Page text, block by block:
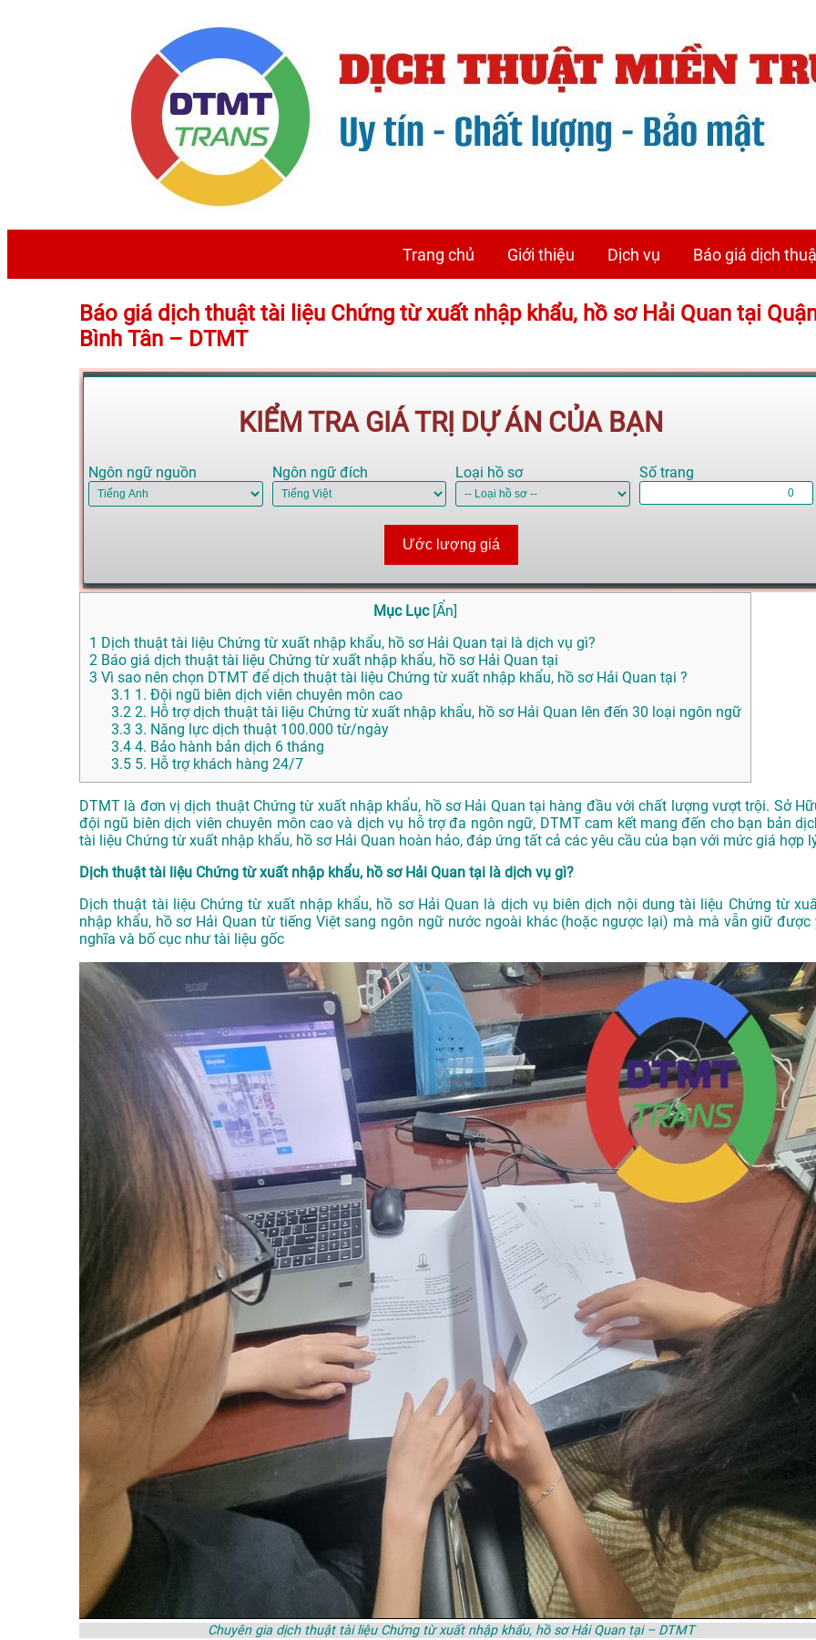
Trang chủ Giới thiệu Dịch vụ Báo giá dịch
Báo giá dịch thuật tài liệu Chứng từ xuất nhập khẩu, hồ sơ Hải Quan tại
Bình Tân – DTMT
KIỂM TRA GIÁ TRỊ DỰ ÁN CỦA BẠN
Ngôn ngữ nguồn Ngôn ngữ đích Loại hồ sơ Số trang
Ước lượng giá
Mục Lục [Ẩn]
1 Dịch thuật tài liệu Chứng từ xuất nhập khẩu, hồ sơ Hải Quan tại là dịch vụ gì?
2 Báo giá dịch thuật tài liệu Chứng từ xuất nhập khẩu, hồ sơ Hải Quan tại
3 Vì sao nên chọn DTMT để dịch thuật tài liệu Chứng từ xuất nhập khẩu, hồ sơ Hải Quan tại ?
3.1 1. Đội ngũ biên dịch viên chuyên môn cao
3.2 2. Hỗ trợ dịch thuật tài liệu Chứng từ xuất nhập khẩu, hồ sơ Hải Quan lên đến 30 loại ngôn ngữ
3.3 3. Năng lực dịch thuật 100.000 từ/ngày
3.4 4. Bảo hành bản dịch 6 tháng
3.5 5. Hỗ trợ khách hàng 24/7
DTMT là đơn vị dịch thuật Chứng từ xuất nhập khẩu, hồ sơ Hải Quan tại hàng đầu với chất lượng vượt trội. Sở
đội ngũ biên dịch viên chuyên môn cao và dịch vụ hỗ trợ đa ngôn ngữ, DTMT cam kết mang đến cho bạn bản
tài liệu Chứng từ xuất nhập khẩu, hồ sơ Hải Quan hoàn hảo, đáp ứng tất cả các yêu cầu của bạn với mức giá hợp
Dịch thuật tài liệu Chứng từ xuất nhập khẩu, hồ sơ Hải Quan tại là dịch vụ gì?
Dịch thuật tài liệu Chứng từ xuất nhập khẩu, hồ sơ Hải Quan là dịch vụ biên dịch nội dung tài liệu Chứng từ
nhập khẩu, hồ sơ Hải Quan từ tiếng Việt sang ngôn ngữ nước ngoài khác (hoặc ngược lại) mà mà vẫn giữ được
nghĩa và bố cục như tài liệu gốc
Chuyên gia dịch thuật tài liệu Chứng từ xuất nhập khẩu, hồ sơ Hải Quan tại – DTMT